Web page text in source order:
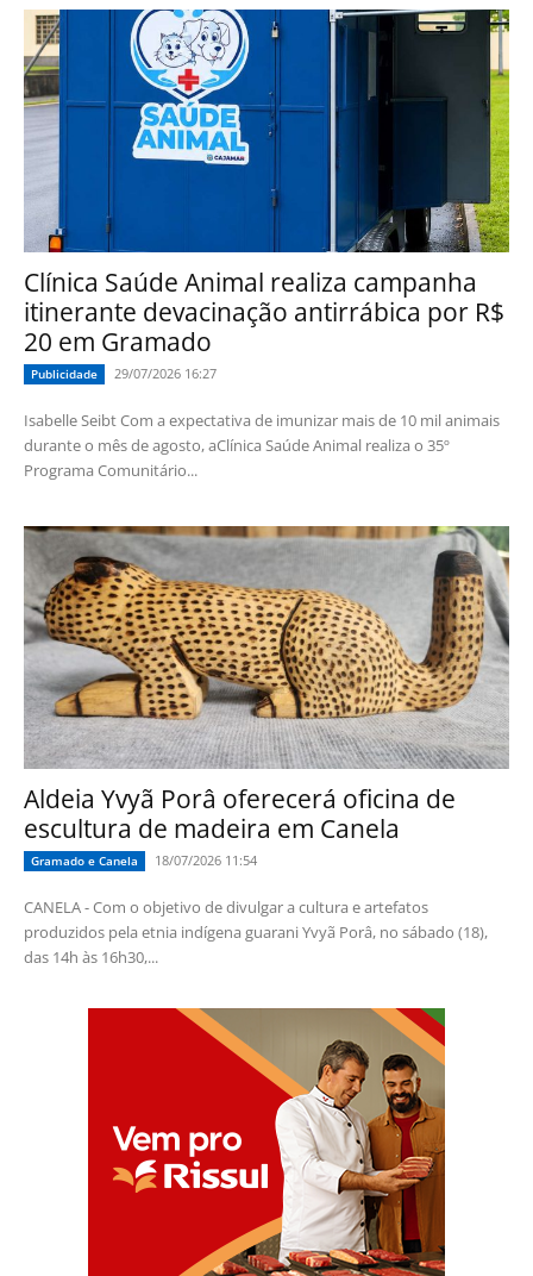
Clínica Saúde Animal realiza campanha
itinerante devacinação antirrábica por R$
20 em Gramado
Publicidade 29/07/2026 16:27
Isabelle Seibt Com a expectativa de imunizar mais de 10 mil animais
durante o mês de agosto, aClínica Saúde Animal realiza o 35º
Programa Comunitário...
Aldeia Yvyã Porâ oferecerá oficina de
escultura de madeira em Canela
Gramado e Canela 18/07/2026 11:54
CANELA - Com o objetivo de divulgar a cultura e artefatos
produzidos pela etnia indígena guarani Yvyã Porâ, no sábado (18),
das 14h às 16h30,...